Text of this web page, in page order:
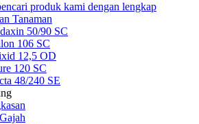
produk kami dengan lengkap
Tanaman
50/90 SC
106 SC
12,5 OD
120 SC
48/240 SE